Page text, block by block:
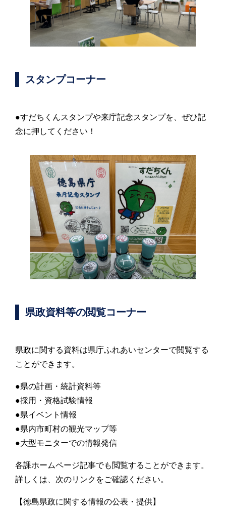
スタンプコーナー
●すだちくんスタンプや来庁記念スタンプを、ぜひ記
念に押してください！
県政資料等の閲覧コーナー
県政に関する資料は県庁ふれあいセンターで閲覧する
ことができます。
●県の計画・統計資料等
●採用・資格試験情報
●県イベント情報
●県内市町村の観光マップ等
●大型モニターでの情報発信
各課ホームページ記事でも閲覧することができます。
詳しくは、次のリンクをご確認ください。
【徳島県政に関する情報の公表・提供】